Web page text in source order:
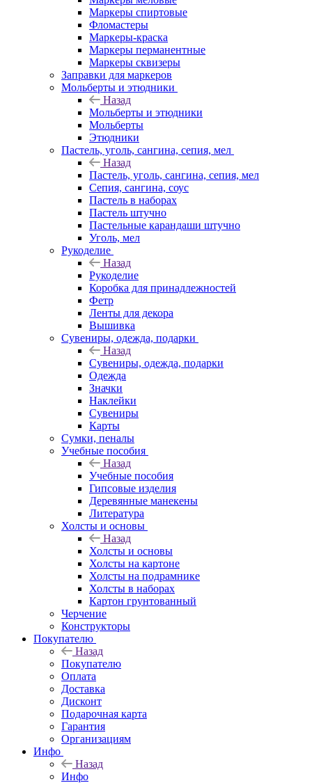
Маркеры спиртовые
Фломастеры
Маркеры-краска
Маркеры перманентные
Маркеры сквизеры
Заправки для маркеров
Мольберты и этюдники
Назад
Мольберты и этюдники
Мольберты
Этюдники
Пастель, уголь, сангина, сепия, мел
Назад
Пастель, уголь, сангина, сепия, мел
Сепия, сангина, соус
Пастель в наборах
Пастель штучно
Пастельные карандаши штучно
Уголь, мел
Рукоделие
Назад
Рукоделие
Коробка для принадлежностей
Фетр
Ленты для декора
Вышивка
Сувениры, одежда, подарки
Назад
Сувениры, одежда, подарки
Одежда
Значки
Наклейки
Сувениры
Карты
Сумки, пеналы
Учебные пособия
Назад
Учебные пособия
Гипсовые изделия
Деревянные манекены
Литература
Холсты и основы
Назад
Холсты и основы
Холсты на картоне
Холсты на подрамнике
Холсты в наборах
Картон грунтованный
Черчение
Конструкторы
Покупателю
Назад
Покупателю
Оплата
Доставка
Дисконт
Подарочная карта
Гарантия
Организациям
Инфо
Назад
Инфо